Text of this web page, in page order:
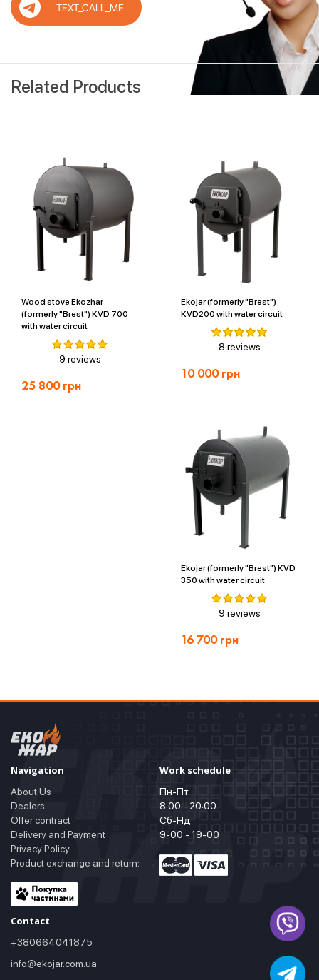
TEXT_CALL_ME
Related Products
Wood stove Ekozhar
(formerly "Brest") KVD 700
with water circuit
9 reviews
25 800грн
Ekojar (formerly "Brest")
KVD200 with water circuit
8 reviews
10 000грн
Ekojar (formerly "Brest") KVD
350 with water circuit
9 reviews
16 700грн
Navigation
About Us
Dealers
Offer contract
Delivery and Payment
Privacy Policy
Product exchange and return:
Work schedule
Пн-Пт
8:00 - 20:00
Сб-Нд
9-00 - 19-00
Contact
+380664041875
info@ekojar.com.ua